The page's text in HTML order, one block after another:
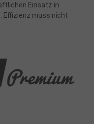
Einsatz in
Effizienz muss nicht